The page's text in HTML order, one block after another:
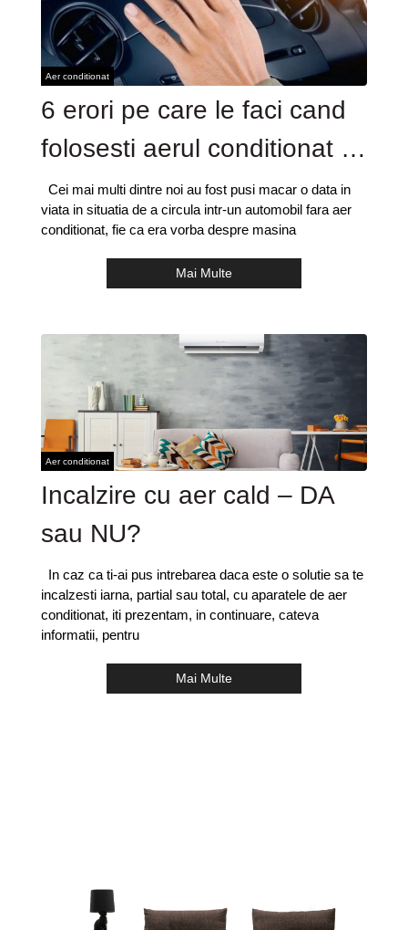
Aer conditionat
6 erori pe care le faci cand
folosesti aerul conditionat in
masina
Cei mai multi dintre noi au fost pusi macar o data in
viata in situatia de a circula intr-un automobil fara aer
conditionat, fie ca era vorba despre masina
Mai Multe
Aer conditionat
Incalzire cu aer cald – DA
sau NU?
In caz ca ti-ai pus intrebarea daca este o solutie sa te
incalzesti iarna, partial sau total, cu aparatele de aer
conditionat, iti prezentam, in continuare, cateva
informatii, pentru
Mai Multe